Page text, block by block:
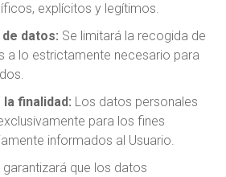
explícitos y legítimos.
datos: Se limitará la recogida de
a lo estrictamente necesario para
finalidad: Los datos personales
para los fines
informados al Usuario.
garantizará que los datos